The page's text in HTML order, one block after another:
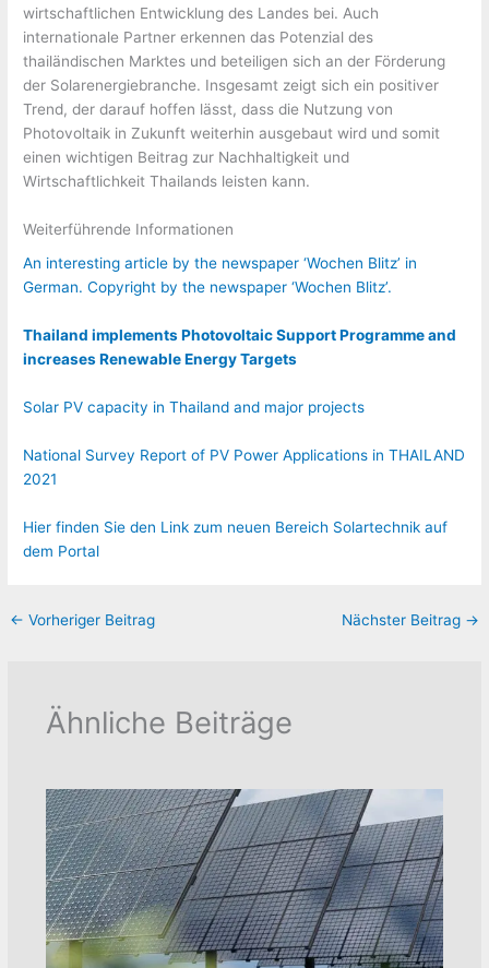
wirtschaftlichen Entwicklung des Landes bei. Auch
internationale Partner erkennen das Potenzial des
thailändischen Marktes und beteiligen sich an der Förderung
der Solarenergiebranche. Insgesamt zeigt sich ein positiver
Trend, der darauf hoffen lässt, dass die Nutzung von
Photovoltaik in Zukunft weiterhin ausgebaut wird und somit
einen wichtigen Beitrag zur Nachhaltigkeit und
Wirtschaftlichkeit Thailands leisten kann.
Weiterführende Informationen
An interesting article by the newspaper ‘Wochen Blitz’ in
German. Copyright by the newspaper ‘Wochen Blitz’.
Thailand implements Photovoltaic Support Programme and
increases Renewable Energy Targets
Solar PV capacity in Thailand and major projects
National Survey Report of PV Power Applications in THAILAND
2021
Hier finden Sie den Link zum neuen Bereich Solartechnik auf
dem Portal
← Vorheriger Beitrag Nächster Beitrag →
Ähnliche Beiträge